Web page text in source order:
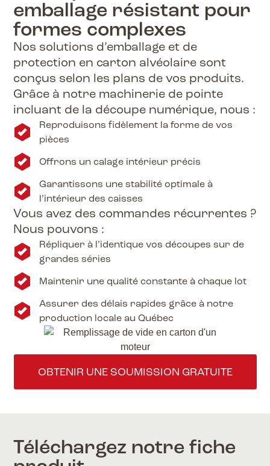
emballage résistant pour
formes complexes
Nos solutions d’emballage et de
protection en carton alvéolaire sont
conçus selon les plans de vos produits.
Grâce à notre machinerie de pointe
incluant de la découpe numérique, nous :
Reproduisons fidèlement la forme de vos
pièces
Offrons un calage intérieur précis
Garantissons une stabilité optimale à
l’intérieur des caisses
Vous avez des commandes récurrentes ?
Nous pouvons :
Répliquer à l’identique vos découpes sur de
grandes séries
Maintenir une qualité constante à chaque lot
Assurer des délais rapides grâce à notre
production locale au Québec
OBTENIR UNE SOUMISSION GRATUITE
Téléchargez notre fiche